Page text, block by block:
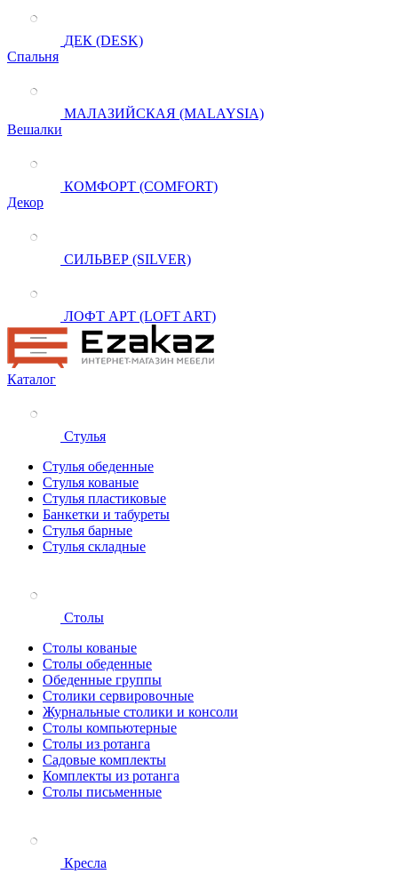
ДЕК (DESK)
Спальня
МАЛАЗИЙСКАЯ (MALAYSIA)
Вешалки
КОМФОРТ (COMFORT)
Декор
СИЛЬВЕР (SILVER)
ЛОФТ АРТ (LOFT ART)
Каталог
Стулья
Стулья обеденные
Стулья кованые
Стулья пластиковые
Банкетки и табуреты
Стулья барные
Стулья складные
Столы
Столы кованые
Столы обеденные
Обеденные группы
Столики сервировочные
Журнальные столики и консоли
Столы компьютерные
Столы из ротанга
Садовые комплекты
Комплекты из ротанга
Столы письменные
Кресла